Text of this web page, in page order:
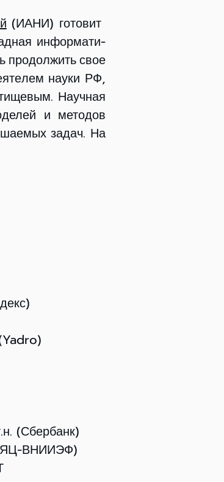
(ИАНИ) готовит
ин­фор­ма­ти­
про­дол­жить свое
на­у­ки РФ,
Научная
и методов
за­дач. На
(Сбербанк)
ВНИИЭФ)